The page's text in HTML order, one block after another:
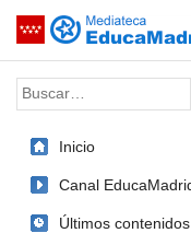
Saltar navegación
Palabra o frase:
Inicio
Canal
Últimos contenidos